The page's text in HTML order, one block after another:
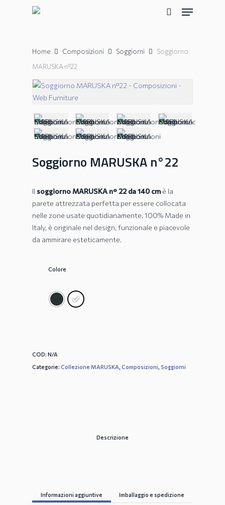
Menu
Home Composizioni Soggiorni
Soggiorno
MARUSKA n°22
Soggiorno MARUSKA n°22
Il soggiorno MARUSKA n° 22 da 140 cm è la
parete attrezzata perfetta per essere collocata
nelle zone usate quotidianamente. 100% Made in
Italy, è originale nel design, funzionale e piacevole
da ammirare esteticamente.
Colore
COD: N/A
Categorie: Collezione MARUSKA, Composizioni, Soggiorni
Descrizione
Informazioni aggiuntive Imballaggio e spedizione